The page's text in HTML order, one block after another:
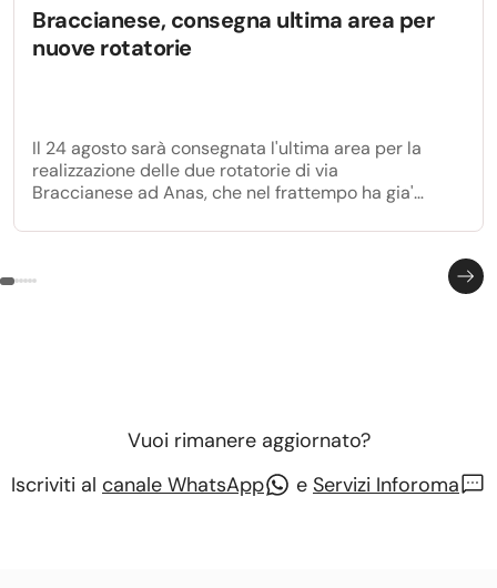
Braccianese, consegna ultima area per
nuove rotatorie
Il 24 agosto sarà consegnata l'ultima area per la
realizzazione delle due rotatorie di via
Braccianese ad Anas, che nel frattempo ha gia'
rotatoria all'incrocio con via Anguillarese.
Vuoi rimanere aggiornato?
Iscriviti al canale WhatsApp e Servizi Inforoma